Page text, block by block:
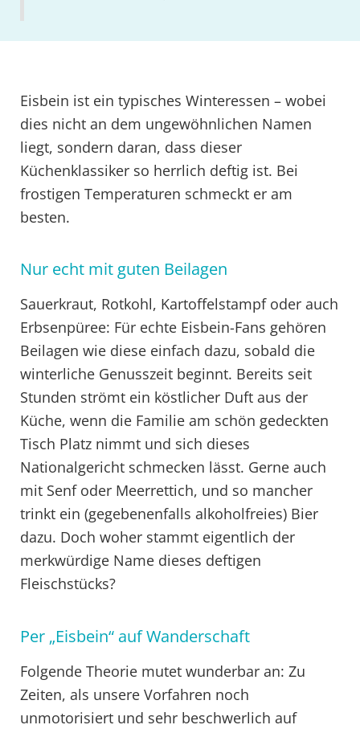
Eisbein ist ein typisches Winteressen – wobei
dies nicht an dem ungewöhnlichen Namen
liegt, sondern daran, dass dieser
Küchenklassiker so herrlich deftig ist. Bei
frostigen Temperaturen schmeckt er am
besten.
Nur echt mit guten Beilagen
Sauerkraut, Rotkohl, Kartoffelstampf oder auch
Erbsenpüree: Für echte Eisbein-Fans gehören
Beilagen wie diese einfach dazu, sobald die
winterliche Genusszeit beginnt. Bereits seit
Stunden strömt ein köstlicher Duft aus der
Küche, wenn die Familie am schön gedeckten
Tisch Platz nimmt und sich dieses
Nationalgericht schmecken lässt. Gerne auch
mit Senf oder Meerrettich, und so mancher
trinkt ein (gegebenenfalls alkoholfreies) Bier
dazu. Doch woher stammt eigentlich der
merkwürdige Name dieses deftigen
Fleischstücks?
Per „Eisbein“ auf Wanderschaft
Folgende Theorie mutet wunderbar an: Zu
Zeiten, als unsere Vorfahren noch
unmotorisiert und sehr beschwerlich auf